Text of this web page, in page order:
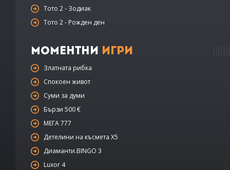
Тото 2 - Зодиак
Тото 2 - Рожден ден
Моментни Игри
Златната рибка
Спокоен живот
Суми за думи
Бързи 500 €
МЕГА 777
Детелини на късмета Х5
Диаманти.BINGO 3
Luxor 4